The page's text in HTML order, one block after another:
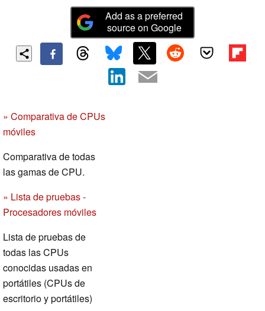
Add as a preferred
source on Google
» Comparativa de CPUs
móviles
Comparativa de todas
las gamas de CPU.
» Lista de pruebas -
Procesadores móviles
Lista de pruebas de
todas las CPUs
conocidas usadas en
portátiles (CPUs de
escritorio y portátiles)